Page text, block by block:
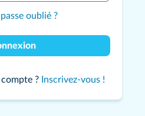
oublié ?
? Inscrivez-vous !